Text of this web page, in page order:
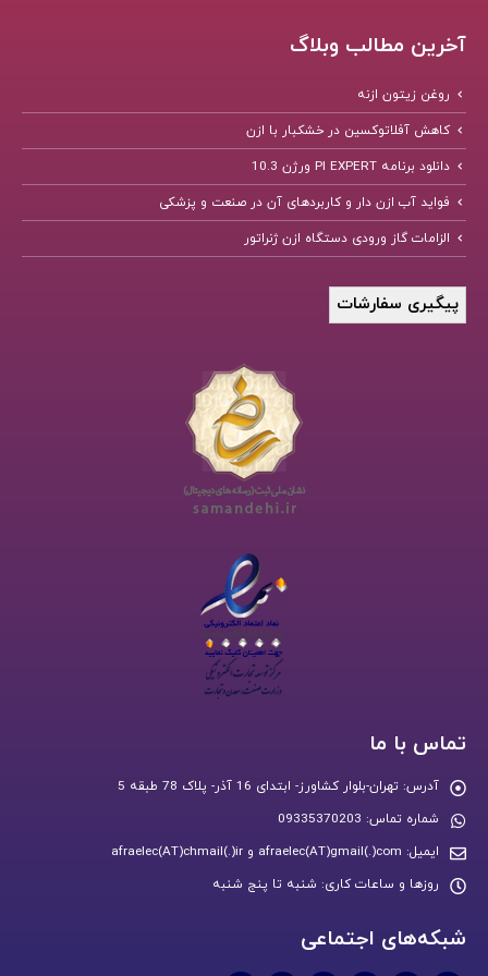
آخرین مطالب وبلاگ
روغن زیتون ازنه
کاهش آفلاتوکسین در خشکبار با ازن
دانلود برنامه PI EXPERT ورژن 10.3
فواید آب ازن دار و کاربردهای آن در صنعت و پزشکی
الزامات گاز ورودی دستگاه ازن ژنراتور
پیگیری سفارشات
تماس با ما
آدرس: تهران-بلوار کشاورز- ابتدای 16 آذر- پلاک 78 طبقه 5
شماره تماس: 09335370203
ایمیل: afraelec(AT)gmail(.)com و afraelec(AT)chmail(.)ir
روزها و ساعات کاری: شنبه تا پنج شنبه
شبکه‌های اجتماعی